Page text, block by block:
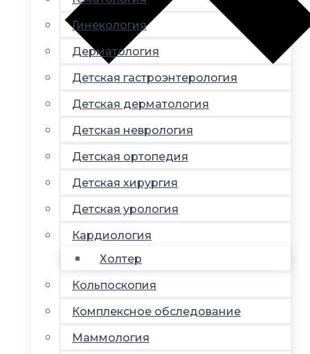
Гинекология
Дерматология
Детская гастроэнтерология
Детская дерматология
Детская неврология
Детская ортопедия
Детская хирургия
Детская урология
Кардиология
Холтер
Кольпоскопия
Комплексное обследование
Маммология